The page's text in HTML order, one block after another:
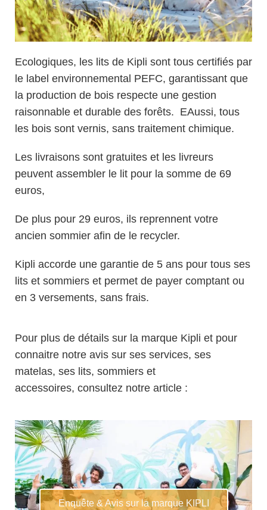
Ecologiques, les lits de Kipli sont tous certifiés par
le label environnemental PEFC, garantissant que
la production de bois respecte une gestion
raisonnable et durable des forêts. EAussi, tous
les bois sont vernis, sans traitement chimique.
Les livraisons sont gratuites et les livreurs
peuvent assembler le lit pour la somme de 69
euros,
De plus pour 29 euros, ils reprennent votre
ancien sommier afin de le recycler.
Kipli accorde une garantie de 5 ans pour tous ses
lits et sommiers et permet de payer comptant ou
en 3 versements, sans frais.
Pour plus de détails sur la marque Kipli et pour
connaitre notre avis sur ses services, ses
matelas, ses lits, sommiers et
accessoires, consultez notre article :
Enquête & Avis sur la marque KIPLI